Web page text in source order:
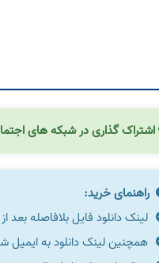
اشتراک گذاری در شبکه های
راهنمای خرید:
لینک دانلود فایل بلافاصله
همچنین لینک دانلود به ایمیل